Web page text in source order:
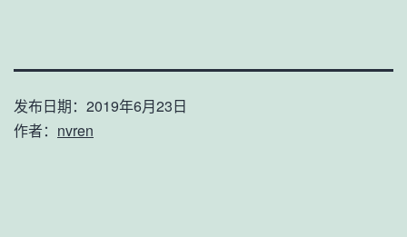
发布日期： 2019年6月23日
作者： nvren